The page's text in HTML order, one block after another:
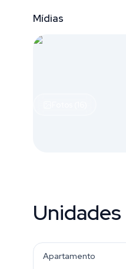
Mídias
Unidades
Apartamento